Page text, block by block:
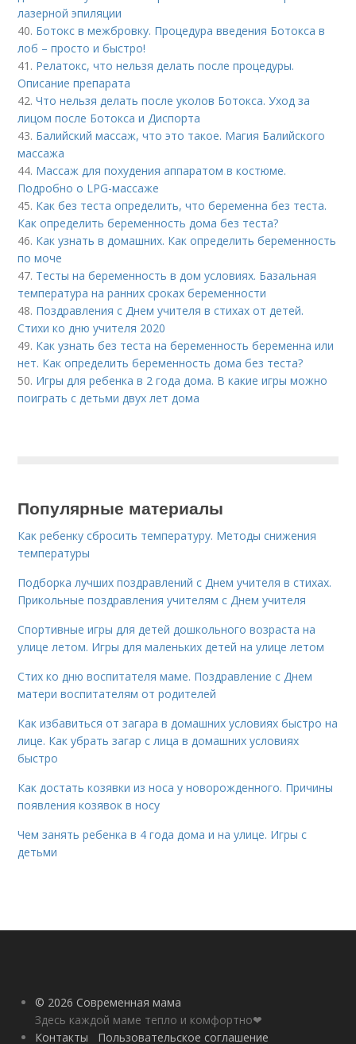
лазерной эпиляции
40. Ботокс в межбровку. Процедура введения Ботокса в
лоб – просто и быстро!
41. Релатокс, что нельзя делать после процедуры.
Описание препарата
42.Что нельзя делать после уколов Ботокса. Уход за
лицом после Ботокса и Диспорта
43. Балийский массаж, что это такое. Магия Балийского
массажа
44. Массаж для похудения аппаратом в костюме.
Подробно о LPG-массаже
45. Как без теста определить, что беременна без теста.
Как определить беременность дома без теста?
46. Как узнать в домашних. Как определить беременность
по моче
47. Тесты на беременность в дом условиях. Базальная
температура на ранних сроках беременности
48. Поздравления с Днем учителя в стихах от детей.
Стихи ко дню учителя 2020
49. Как узнать без теста на беременность беременна или
нет. Как определить беременность дома без теста?
50. Игры для ребенка в 2 года дома. В какие игры можно
поиграть с детьми двух лет дома
Популярные материалы
Как ребенку сбросить температуру. Методы снижения
температуры
Подборка лучших поздравлений с Днем учителя в стихах.
Прикольные поздравления учителям с Днем учителя
Спортивные игры для детей дошкольного возраста на
улице летом. Игры для маленьких детей на улице летом
Стих ко дню воспитателя маме. Поздравление с Днем
матери воспитателям от родителей
Как избавиться от загара в домашних условиях быстро на
лице. Как убрать загар с лица в домашних условиях
быстро
Как достать козявки из носа у новорожденного. Причины
появления козявок в носу
Чем занять ребенка в 4 года дома и на улице. Игры с
детьми
© 2026 Современная мама
Здесь каждой маме тепло и комфортно❤
Контакты
Пользовательское соглашение